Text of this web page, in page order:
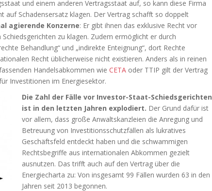
und einem anderen Vertragsstaat auf, so kann diese Firma
auf Schadensersatz klagen. Der Vertrag schafft so doppelt
agierende Konzerne: Er gibt ihnen das exklusive Recht vor
zu klagen. Zudem ermöglicht er durch
Behandlung“ und „indirekte Enteignung“, dort Rechte
Recht üblicherweise nicht existieren. Anders als in reinen
Handelsabkommen wie CETA oder TTIP gilt der Vertrag
Investitionen im Energiesektor.
Die Zahl der Fälle vor Investor-Staat-Schiedsgerichten
ist in den letzten Jahren explodiert. Der Grund dafür ist
vor allem, dass große Anwaltskanzleien die Anregung und
Betreuung von Investitionsschutzfällen als lukratives
Geschäftsfeld entdeckt haben und die schwammigen
Rechtsbegriffe aus internationalen Abkommen gezielt
ausnutzen. Das trifft auch auf den Vertrag über die
Energiecharta zu: Von insgesamt 99 Fällen wurden 63 in den
Jahren seit 2013 begonnen.